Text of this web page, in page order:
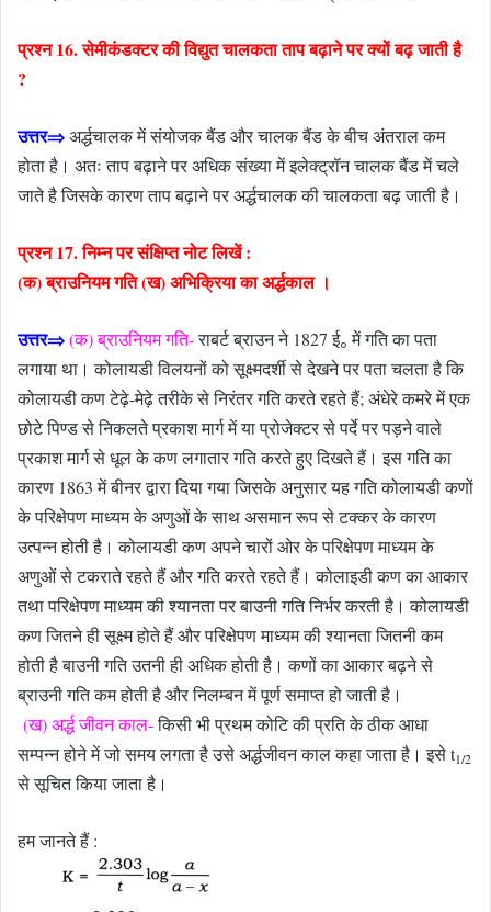
प्रश्न 16. सेमीकंडक्टर की विद्युत चालकता ताप बढ़ाने पर क्यों बढ़ जाती है
?
उत्तर⇒अर्द्धचालक में संयोजक बैंड और चालक बैंड के बीच अंतराल कम
होता है। अतः ताप बढ़ाने पर अधिक संख्या में इलेक्ट्रॉन चालक बैंड में चले
जाते है जिसके कारण ताप बढ़ाने पर अर्द्धचालक की चालकता बढ़ जाती है।
प्रश्न 17. निम्न पर संक्षिप्त नोट लिखें :
(क) ब्राउनियम गति (ख) अभिक्रिया का अर्द्धकाल ।
उत्तर⇒(क) ब्राउनियम गति-राबर्ट ब्राउन ने 1827 ई० में गति का पता
लगाया था। कोलायडी विलयनों को सूक्ष्मदर्शी से देखने पर पता चलता है कि
कोलायडी कण टेढ़े-मेढ़े तरीके से निरंतर गति करते रहते हैं; अंधेरे कमरे में एक
छोटे पिण्ड से निकलते प्रकाश मार्ग में या प्रोजेक्टर से पर्दे पर पड़ने वाले
प्रकाश मार्ग से धूल के कण लगातार गति करते हुए दिखते हैं। इस गति का
कारण 1863 में बीनर द्वारा दिया गया जिसके अनुसार यह गति कोलायडी कणों
के परिक्षेपण माध्यम के अणुओं के साथ असमान रूप से टक्कर के कारण
उत्पन्न होती है। कोलायडी कण अपने चारों ओर के परिक्षेपण माध्यम के
अणुओं से टकराते रहते हैं और गति करते रहते हैं। कोलाइडी कण का आकार
तथा परिक्षेपण माध्यम की श्यानता पर बाउनी गति निर्भर करती है। कोलायडी
कण जितने ही सूक्ष्म होते हैं और परिक्षेपण माध्यम की श्यानता जितनी कम
होती है बाउनी गति उतनी ही अधिक होती है। कणों का आकार बढ़ने से
ब्राउनी गति कम होती है और निलम्बन में पूर्ण समाप्त हो जाती है।
(ख) अर्द्ध जीवन काल-किसी भी प्रथम कोटि की प्रति के ठीक आधा
सम्पन्न होने में जो समय लगता है उसे अर्द्धजीवन काल कहा जाता है। इसे t1/2
से सूचित किया जाता है।
हम जानते हैं :